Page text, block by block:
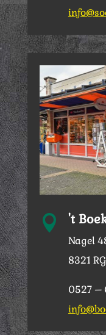
 't
Nagel
8321
0527 –